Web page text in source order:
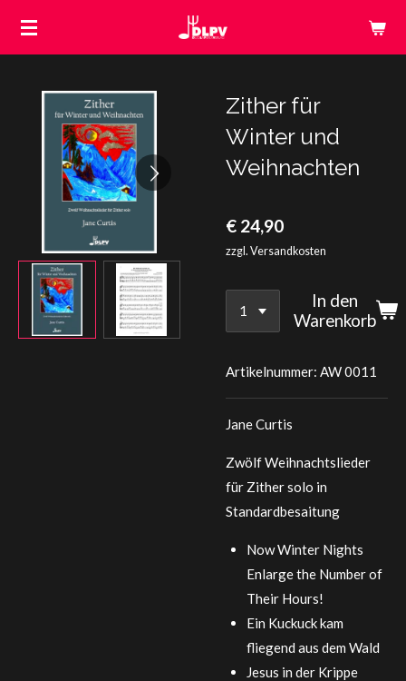
Zum
Zither für
Winter und
Weihnachten
€ 24,90
zzgl. Versandkosten
In den
Warenkorb
Artikelnummer: AW 0011
Jane Curtis
Zwölf Weihnachtslieder
für Zither solo in
Standardbesaitung
Now Winter Nights
Enlarge the Number of
Their Hours!
Ein Kuckuck kam
fliegend aus dem Wald
Jesus in der Krippe